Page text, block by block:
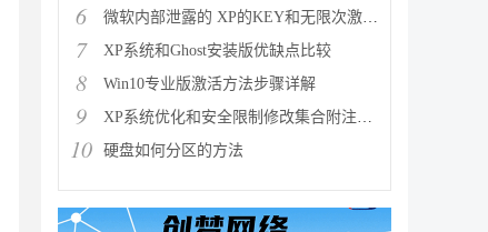
6 微软内部泄露的 XP的KEY和无限次激活码
7 XP系统和Ghost安装版优缺点比较
8 Win10专业版激活方法步骤详解
9 XP系统优化和安全限制修改集合附注册表文件下载
10 硬盘如何分区的方法